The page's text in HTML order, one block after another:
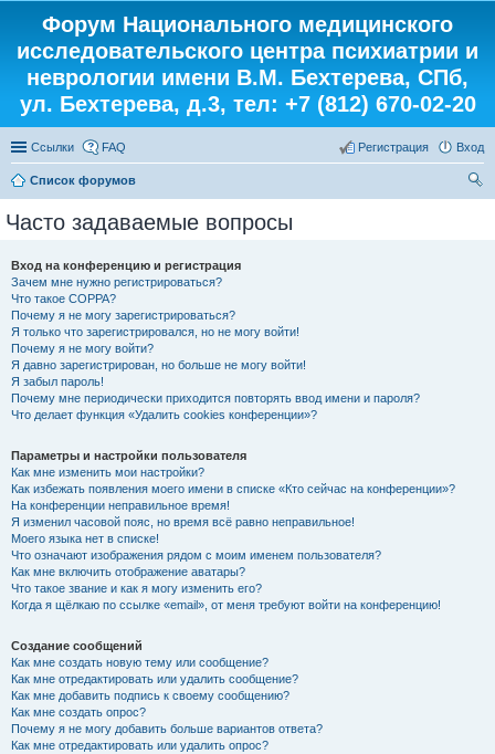
Форум Национального медицинского
исследовательского центра психиатрии и
неврологии имени В.М. Бехтерева, СПб,
ул. Бехтерева, д.3, тел: +7 (812) 670-02-20
Ссылки FAQ Вход
Регистрация
Список форумов
Часто задаваемые вопросы
Вход на конференцию и регистрация
Зачем мне нужно регистрироваться?
Что такое COPPA?
Почему я не могу зарегистрироваться?
Я только что зарегистрировался, но не могу войти!
Почему я не могу войти?
Я давно зарегистрирован, но больше не могу войти!
Я забыл пароль!
Почему мне периодически приходится повторять ввод имени и пароля?
Что делает функция «Удалить cookies конференции»?
Параметры и настройки пользователя
Как мне изменить мои настройки?
Как избежать появления моего имени в списке «Кто сейчас на конференции»?
На конференции неправильное время!
Я изменил часовой пояс, но время всё равно неправильное!
Моего языка нет в списке!
Что означают изображения рядом с моим именем пользователя?
Как мне включить отображение аватары?
Что такое звание и как я могу изменить его?
Когда я щёлкаю по ссылке «email», от меня требуют войти на конференцию!
Создание сообщений
Как мне создать новую тему или сообщение?
Как мне отредактировать или удалить сообщение?
Как мне добавить подпись к своему сообщению?
Как мне создать опрос?
Почему я не могу добавить больше вариантов ответа?
Как мне отредактировать или удалить опрос?